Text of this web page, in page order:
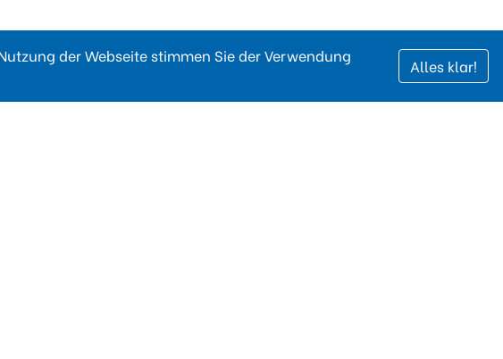
der Webseite stimmen Sie der Verwendung
Alles klar!